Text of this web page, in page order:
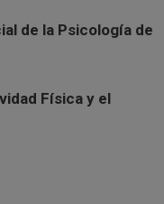
de la Psicología de
Física y el